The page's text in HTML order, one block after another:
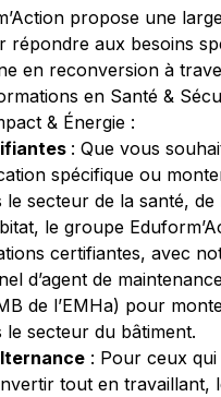
propose une
répondre aux besoins
en reconversion à
en Santé &
& Énergie :
: Que vous
spécifique ou
le secteur de la santé, de
le groupe
certifiantes, avec
d’agent de
de l’EMHa) pour
le secteur du bâtiment.
: Pour ceux qui
tout en travaillant,